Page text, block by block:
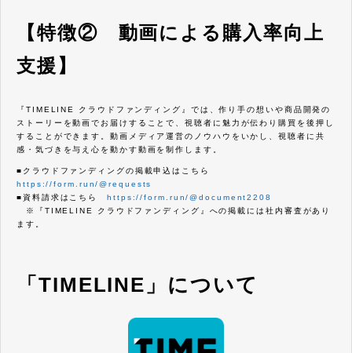
【特徴② 動画による購入率向上
支援】
『TIMELINE クラウドファンディング』では、作り手の想いや商品開発の
ストーリーを動画でお届けすることで、視聴者に魅力が伝わり購買を後押し
することができます。動画メディア運営のノウハウをいかし、視聴者に共
感・気づきを与え心を動かす動画を制作します。
■クラウドファンディングの掲載申込はこちら
https://form.run/@requests
■資料請求はこちら https://form.run/@document2208
※『TIMELINE クラウドファンディング』への掲載には社内審査があり
ます。
「TIMELINE」について